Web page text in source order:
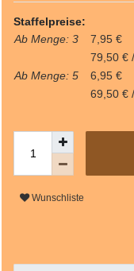
Staffelpreise:
Ab Menge: 3
7,95 €
79,50 €
Ab Menge: 5
6,95 €
69,50 €
Wunschliste